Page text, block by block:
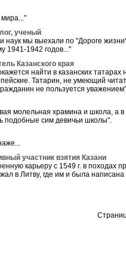
мира..."
ученый
наук мы выехали по "Дороге
1941-1942 годов..."
Казанского края
найти в казанских татарах
Татарин, не умеющий
не пользуется уважением"
молельная храмина и школа, а в
подобные сим девичьи школы".
участник взятия Казани
карьеру с 1549 г. в походах
в Литву, где им и была написана